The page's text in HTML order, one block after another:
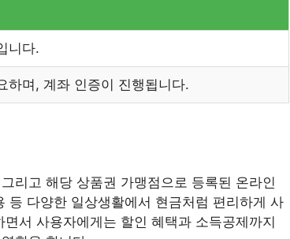
니다.
하며, 계좌 인증이 진행됩니다.
리고 해당 상품권 가맹점으로 등록된 온라인
등 다양한 일상생활에서 현금처럼 편리하게 사
서 사용자에게는 할인 혜택과 소득공제까지